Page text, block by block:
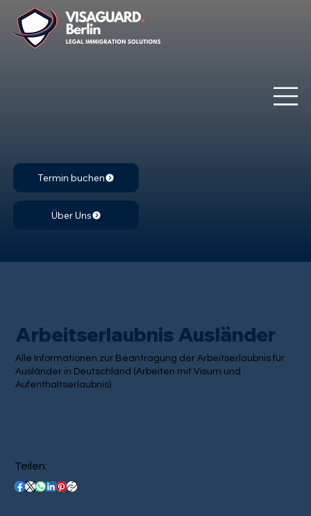
Termin buchen
Über Uns
Arbeitserlaubnis Ausländer
Alle Informationen zur Beantragung der Arbeitserlaubnis für
Ausländer in Deutschland (Arbeiten mit Visum und
Aufenthaltserlaubnis).
Teilen: